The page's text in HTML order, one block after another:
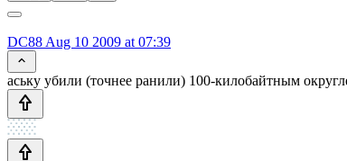
DC88 Aug 10 2009 at 07:39
аську убили (точнее ранили) 100-килобайтным